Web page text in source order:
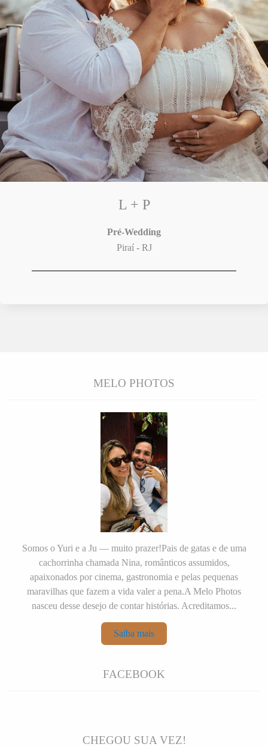
L + P
Pré-Wedding
Piraí - RJ
MELO PHOTOS
Somos o Yuri e a Ju — muito prazer!Pais de gatas e de uma
cachorrinha chamada Nina, românticos assumidos,
apaixonados por cinema, gastronomia e pelas pequenas
maravilhas que fazem a vida valer a pena.A Melo Photos
nasceu desse desejo de contar histórias. Acreditamos...
Saiba mais
FACEBOOK
CHEGOU SUA VEZ!